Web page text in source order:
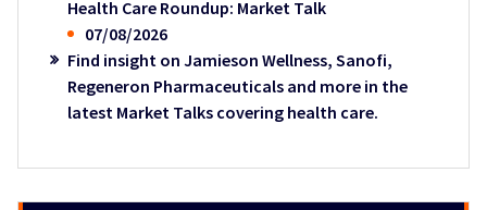
Health Care Roundup: Market Talk
07/08/2026
Find insight on Jamieson Wellness, Sanofi,
Regeneron Pharmaceuticals and more in the
latest Market Talks covering health care.